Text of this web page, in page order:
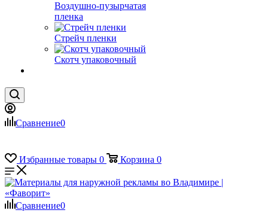
Воздушно-пузырчатая
пленка
Стрейч пленки
Скотч упаковочный
Сравнение0
Избранные товары 0 Корзина 0
Сравнение0